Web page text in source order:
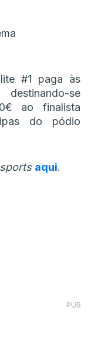
#1 paga às
se
ao finalista
do pódio
aqui.
PUB